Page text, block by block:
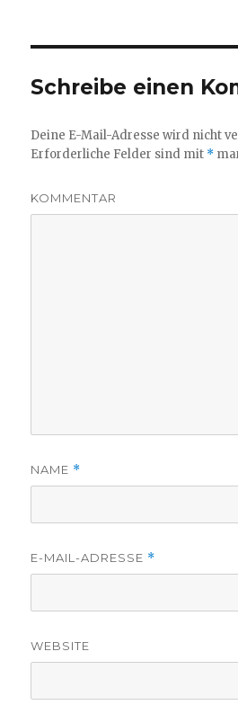
Schreibe einen
Deine E-Mail-Adresse wird nicht
Erforderliche Felder sind mit *
KOMMENTAR
NAME *
E-MAIL-ADRESSE *
WEBSITE